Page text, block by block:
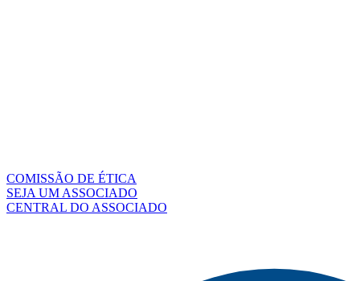
COMISSÃO DE ÉTICA
SEJA UM ASSOCIADO
CENTRAL DO ASSOCIADO